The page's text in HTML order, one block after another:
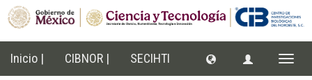
Inicio | CIBNOR | SECIHTI